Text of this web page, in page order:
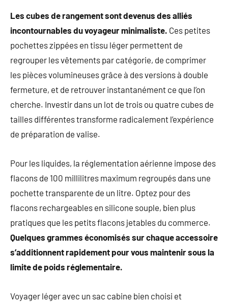
Les cubes de rangement sont devenus des alliés
incontournables du voyageur minimaliste. Ces petites
pochettes zippées en tissu léger permettent de
regrouper les vêtements par catégorie, de comprimer
les pièces volumineuses grâce à des versions à double
fermeture, et de retrouver instantanément ce que l’on
cherche. Investir dans un lot de trois ou quatre cubes de
tailles différentes transforme radicalement l’expérience
de préparation de valise.
Pour les liquides, la réglementation aérienne impose des
flacons de 100 millilitres maximum regroupés dans une
pochette transparente de un litre. Optez pour des
flacons rechargeables en silicone souple, bien plus
pratiques que les petits flacons jetables du commerce.
Quelques grammes économisés sur chaque accessoire
s’additionnent rapidement pour vous maintenir sous la
limite de poids réglementaire.
Voyager léger avec un sac cabine bien choisi et